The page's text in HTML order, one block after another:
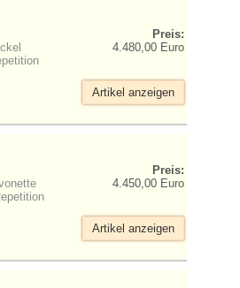
Preis:
4.480,00 Euro
Artikel anzeigen
Preis:
4.450,00 Euro
Artikel anzeigen